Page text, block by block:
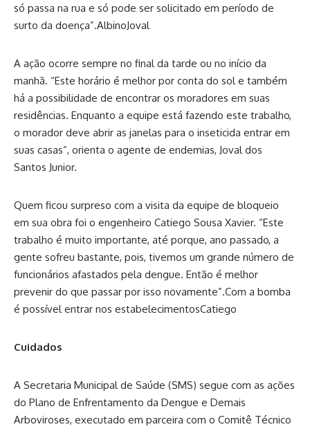
só passa na rua e só pode ser solicitado em período de
surto da doença”.AlbinoJoval
A ação ocorre sempre no final da tarde ou no início da
manhã. “Este horário é melhor por conta do sol e também
há a possibilidade de encontrar os moradores em suas
residências. Enquanto a equipe está fazendo este trabalho,
o morador deve abrir as janelas para o inseticida entrar em
suas casas”, orienta o agente de endemias, Joval dos
Santos Junior.
Quem ficou surpreso com a visita da equipe de bloqueio
em sua obra foi o engenheiro Catiego Sousa Xavier. “Este
trabalho é muito importante, até porque, ano passado, a
gente sofreu bastante, pois, tivemos um grande número de
funcionários afastados pela dengue. Então é melhor
prevenir do que passar por isso novamente”.Com a bomba
é possível entrar nos estabelecimentosCatiego
Cuidados
A Secretaria Municipal de Saúde (SMS) segue com as ações
do Plano de Enfrentamento da Dengue e Demais
Arboviroses, executado em parceira com o Comitê Técnico